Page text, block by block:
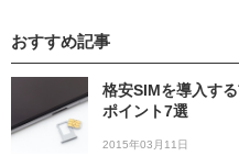
おすすめ記事
格安SIMを導入す
ポイント7選
2015年03月11日